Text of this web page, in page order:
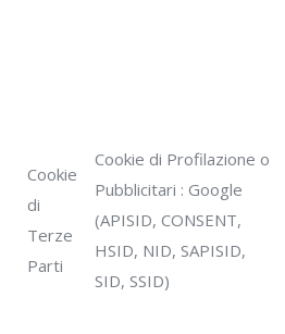
Cookie
di
Terze
Parti
Cookie di Profilazione o
Pubblicitari : Google
(APISID, CONSENT,
HSID, NID, SAPISID,
SID, SSID)